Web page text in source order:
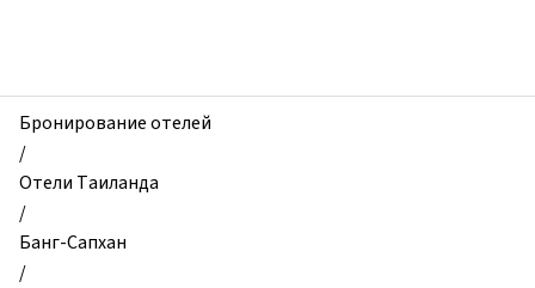
Sunrise
Resort,
Банг-
Сапхан,
Таиланд
Бронирование отелей
/
Отели Таиланда
/
Банг-Сапхан
/